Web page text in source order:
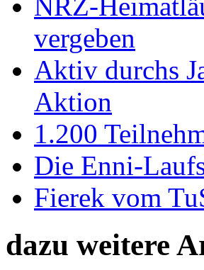
NRZ-
vergeben
Aktiv durchs
Aktion
1.200
Die Enni-
Fierek vom
dazu weitere